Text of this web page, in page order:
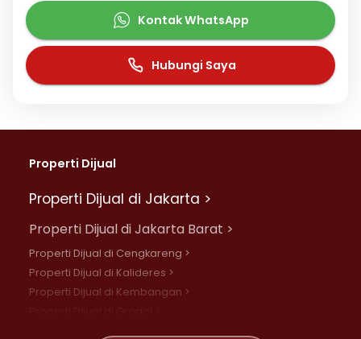
Kontak WhatsApp
Hubungi Saya
Properti Dijual
Properti Dijual di Jakarta >
Properti Dijual di Jakarta Barat >
Properti Dijual di Cengkareng >
Properti Dijual di Kalideres >
Properti Dijual di Kembangan >